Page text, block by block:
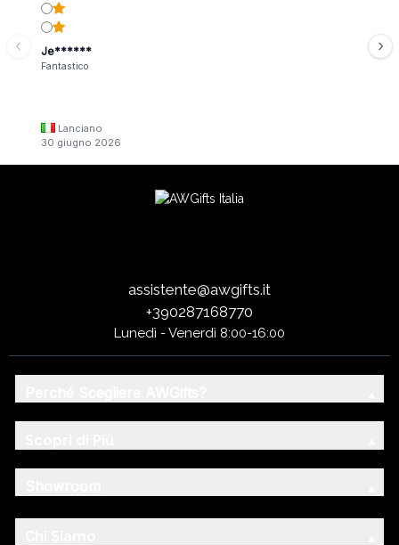
Je******
Fantastico
Lanciano
30 giugno 2026
assistente@awgifts.it
+390287168770
Lunedì - Venerdì 8:00-16:00